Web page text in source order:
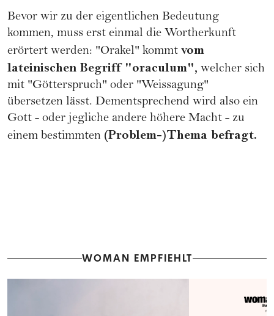
Bevor wir zu der eigentlichen Bedeutung
kommen, muss erst einmal die Wortherkunft
erörtert werden: "Orakel" kommt vom
lateinischen Begriff "oraculum", welcher sich
mit "Götterspruch" oder "Weissagung"
übersetzen lässt. Dementsprechend wird also ein
Gott - oder jegliche andere höhere Macht - zu
einem bestimmten (Problem-)Thema befragt.
WOMAN EMPFIEHLT